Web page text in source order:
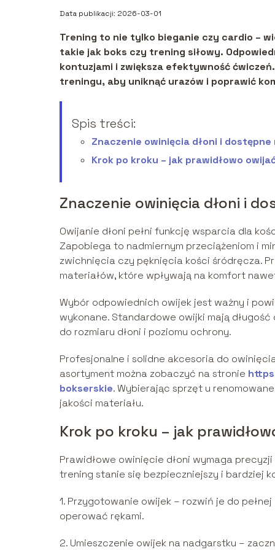
Data publikacji: 2026-03-01
Trening to nie tylko bieganie czy cardio –
takie jak boks czy trening siłowy.
kontuzjami i zwiększa efektywność
treningu, aby uniknąć urazów i poprawić
Spis treści:
Znaczenie owinięcia dłoni i
Krok po kroku – jak prawidłowo
Znaczenie owinięcia dłoni i
Owijanie dłoni pełni funkcję wsparcia dla
Zapobiega to nadmiernym przeciążeniom i
zwichnięcia czy pęknięcia kości śródręcza.
materiałów, które wpływają na komfort
Wybór odpowiednich owijek jest ważny i
wykonane. Standardowe owijki mają
do rozmiaru dłoni i poziomu ochrony.
Profesjonalne i solidne akcesoria do
asortyment można zobaczyć na stronie
bokserskie. Wybierając sprzęt u
jakości materiału.
Krok po kroku – jak
Prawidłowe owinięcie dłoni wymaga
trening stanie się bezpieczniejszy i bardziej
1. Przygotowanie owijek – rozwiń je do
operować rękami.
2. Umieszczenie owijek na nadgarstku –